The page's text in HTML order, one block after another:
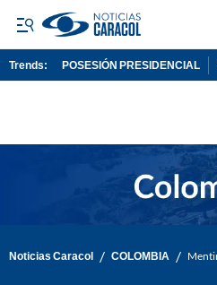
Trends: POSESIÓN PRESIDENCIAL
Noticias Caracol / COLOMBIA /